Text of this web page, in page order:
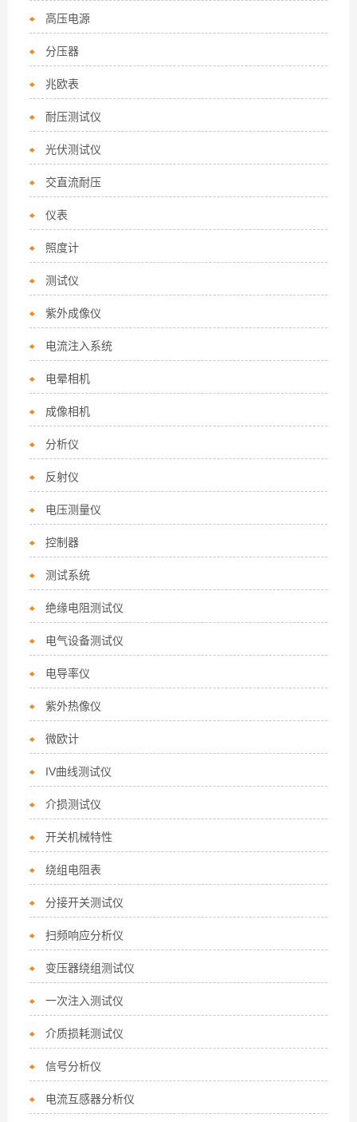
高压电源
分压器
兆欧表
耐压测试仪
光伏测试仪
交直流耐压
仪表
照度计
测试仪
紫外成像仪
电流注入系统
电晕相机
成像相机
分析仪
反射仪
电压测量仪
控制器
测试系统
绝缘电阻测试仪
电气设备测试仪
电导率仪
紫外热像仪
微欧计
IV曲线测试仪
介损测试仪
开关机械特性
绕组电阻表
分接开关测试仪
扫频响应分析仪
变压器绕组测试仪
一次注入测试仪
介质损耗测试仪
信号分析仪
电流互感器分析仪